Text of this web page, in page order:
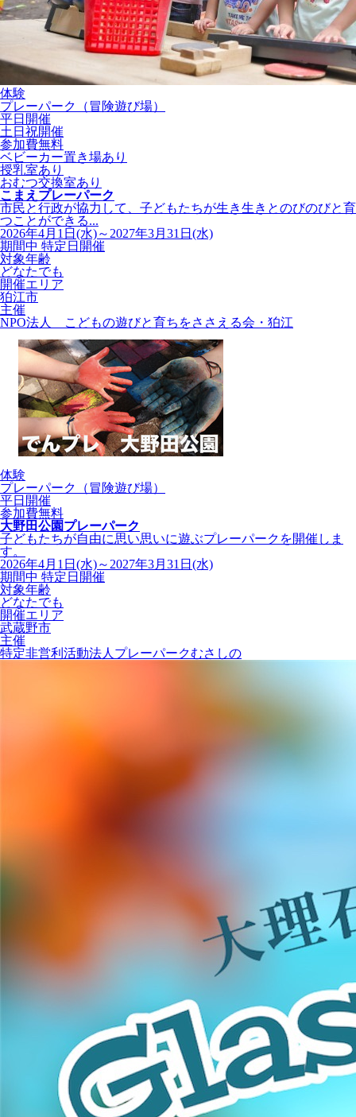
体験
プレーパーク（冒険遊び場）
平日開催
土日祝開催
参加費無料
ベビーカー置き場あり
授乳室あり
おむつ交換室あり
こまえプレーパーク
市民と行政が協力して、子どもたちが生き生きとのびのびと育
つことができる...
2026年4月1日(水)～2027年3月31日(水)
期間中 特定日開催
対象年齢
どなたでも
開催エリア
狛江市
主催
NPO法人 こどもの遊びと育ちをささえる会・狛江
体験
プレーパーク（冒険遊び場）
平日開催
参加費無料
大野田公園プレーパーク
子どもたちが自由に思い思いに遊ぶプレーパークを開催しま
す。
2026年4月1日(水)～2027年3月31日(水)
期間中 特定日開催
対象年齢
どなたでも
開催エリア
武蔵野市
主催
特定非営利活動法人プレーパークむさしの